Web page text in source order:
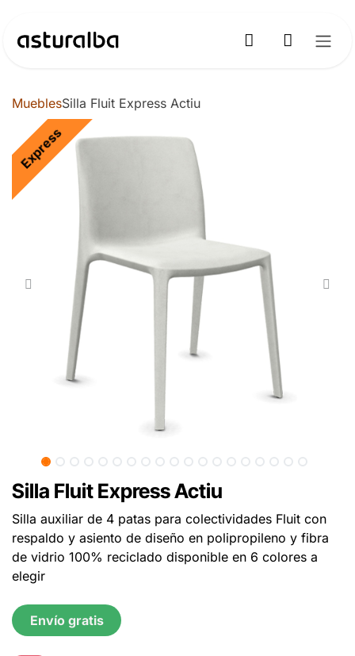
MueblesSilla Fluit Express Actiu
Express
Silla Fluit Express Actiu
Silla auxiliar de 4 patas para colectividades Fluit con
respaldo y asiento de diseño en polipropileno y fibra
de vidrio 100% reciclado disponible en 6 colores a
elegir
Envío gratis